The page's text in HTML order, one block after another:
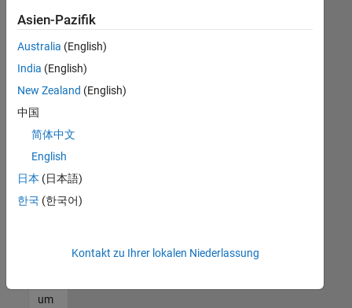
noch
keine
offenen
Stellen
können,
die
Ihren
entsprechen,
werden
unseres
um
Asien-Pazifik
Australia (English)
India (English)
New Zealand (English)
中国
简体中文
English
日本 (日本語)
한국 (한국어)
Kontakt zu Ihrer lokalen Niederlassung